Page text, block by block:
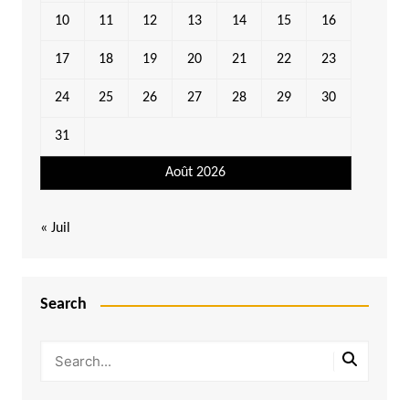
Août 2026
10 11 12 13 14 15 16
17 18 19 20 21 22 23
24 25 26 27 28 29 30
31
« Juil
Search